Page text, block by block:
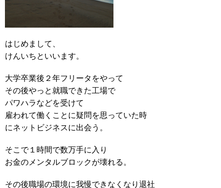
はじめまして、
けんいちといいます。
大学卒業後２年フリータをやって
その後やっと就職できた工場で
パワハラなどを受けて
雇われて働くことに疑問を思っていた時
にネットビジネスに出会う。
そこで１時間で数万手に入り
お金のメンタルブロックが壊れる。
その後職場の環境に我慢できなくなり退社